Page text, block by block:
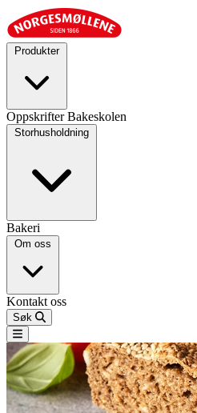
Produkter
OppskrifterBakeskolen
Storhusholdning
Bakeri
Om oss
Kontakt oss
Søk
Open main menu